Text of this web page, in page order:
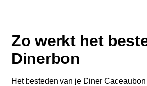
Zo werkt het
Dinerbon
Het besteden van je Diner